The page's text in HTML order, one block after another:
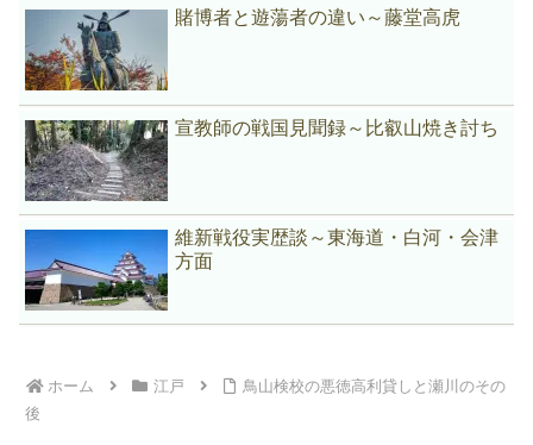
賭博者と遊蕩者の違い～藤堂高虎
宣教師の戦国見聞録～比叡山焼き討ち
維新戦役実歴談～東海道・白河・会津
方面
ホーム 江戸
鳥山検校の悪徳高利貸しと瀬川のその
後